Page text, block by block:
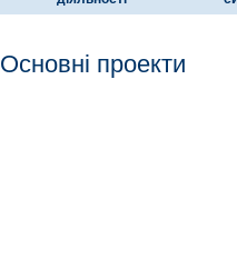
Основні проекти